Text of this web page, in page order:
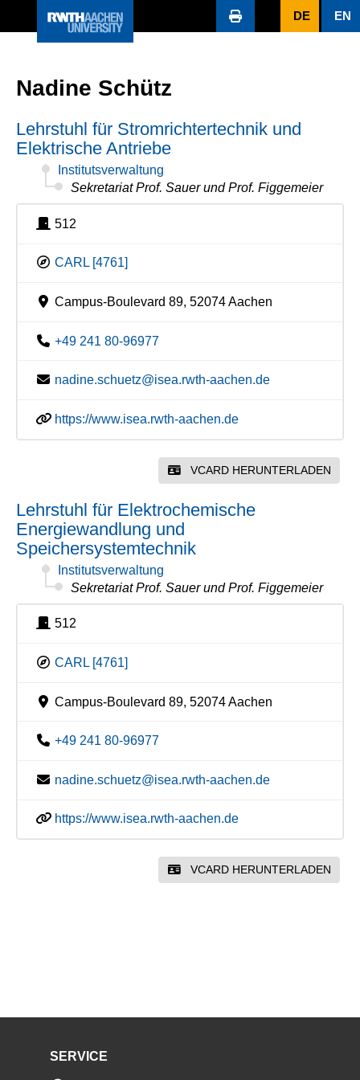
DE EN
Nadine Schütz
Lehrstuhl für Stromrichtertechnik und
Elektrische Antriebe
Institutsverwaltung
Sekretariat Prof. Sauer und Prof. Figgemeier
512
CARL [4761]
Campus-Boulevard 89, 52074 Aachen
+49 241 80-96977
nadine.schuetz@isea.rwth-aachen.de
https://www.isea.rwth-aachen.de
VCARD HERUNTERLADEN
Lehrstuhl für Elektrochemische
Energiewandlung und
Speichersystemtechnik
Institutsverwaltung
Sekretariat Prof. Sauer und Prof. Figgemeier
512
CARL [4761]
Campus-Boulevard 89, 52074 Aachen
+49 241 80-96977
nadine.schuetz@isea.rwth-aachen.de
https://www.isea.rwth-aachen.de
VCARD HERUNTERLADEN
SERVICE